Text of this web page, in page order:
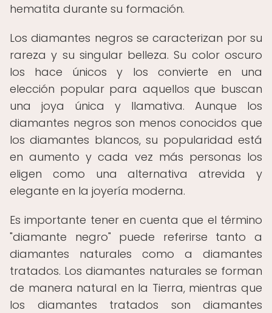
hematita durante su formación.
Los diamantes negros se caracterizan por su
rareza y su singular belleza. Su color oscuro
los hace únicos y los convierte en una
elección popular para aquellos que buscan
una joya única y llamativa. Aunque los
diamantes negros son menos conocidos que
los diamantes blancos, su popularidad está
en aumento y cada vez más personas los
eligen como una alternativa atrevida y
elegante en la joyería moderna.
Es importante tener en cuenta que el término
"diamante negro" puede referirse tanto a
diamantes naturales como a diamantes
tratados. Los diamantes naturales se forman
de manera natural en la Tierra, mientras que
los diamantes tratados son diamantes